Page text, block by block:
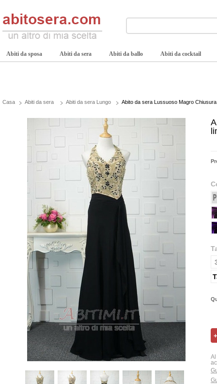
Abiti da sposa Abiti da sera Abiti da ballo Abiti da cocktail
Casa Abiti da sera Abiti da sera Lungo Abito da sera Lussuoso Magro
Al